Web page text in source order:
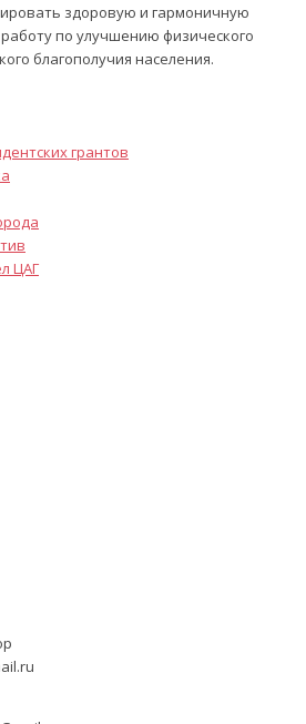
здоровую и гармоничную
по улучшению физического
благополучия населения.
грантов
ЦАГ